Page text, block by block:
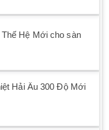
Hệ Mới cho sàn
Hải Âu 300 Độ Mới